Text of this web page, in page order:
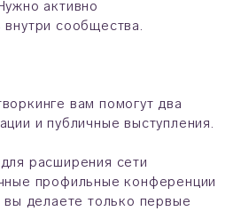
активно
внутри сообщества.
вам помогут два
и публичные выступления.
расширения сети
профильные конференции
делаете только первые